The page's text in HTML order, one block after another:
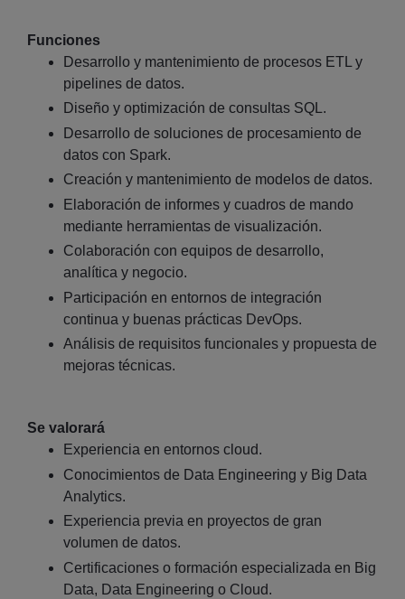
Funciones
Desarrollo y mantenimiento de procesos ETL y
pipelines de datos.
Diseño y optimización de consultas SQL.
Desarrollo de soluciones de procesamiento de
datos con Spark.
Creación y mantenimiento de modelos de datos.
Elaboración de informes y cuadros de mando
mediante herramientas de visualización.
Colaboración con equipos de desarrollo,
analítica y negocio.
Participación en entornos de integración
continua y buenas prácticas DevOps.
Análisis de requisitos funcionales y propuesta de
mejoras técnicas.
Se valorará
Experiencia en entornos cloud.
Conocimientos de Data Engineering y Big Data
Analytics.
Experiencia previa en proyectos de gran
volumen de datos.
Certificaciones o formación especializada en Big
Data, Data Engineering o Cloud.